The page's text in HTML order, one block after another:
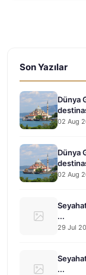
Son Yazılar
Dünya
02 Aug
Dünya
02 Aug
...
29 Jul
...